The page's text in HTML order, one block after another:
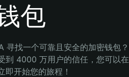
包
寻找一个可靠且安全的加密钱包
到 4000 万用户的信任，您可以
即开始您的旅程！